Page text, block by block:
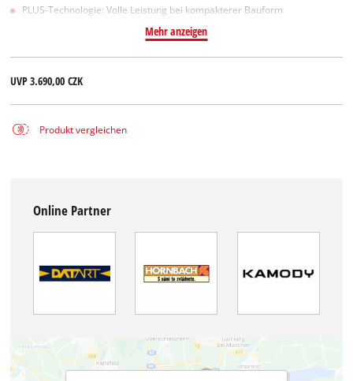
PLUS-Technologie: Volle Leistung bei kompakterer Bauform
Mehr anzeigen
UVP3.690,00 CZK
Produkt vergleichen
Online Partner